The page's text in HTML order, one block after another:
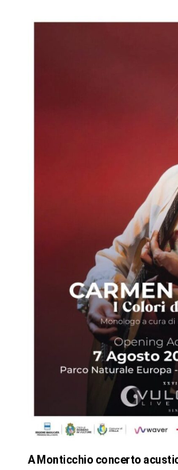
A Monticchio concerto